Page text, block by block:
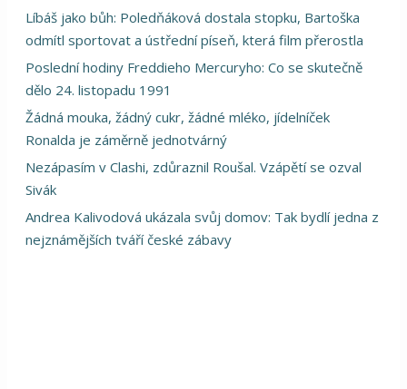
Líbáš jako bůh: Poledňáková dostala stopku, Bartoška
odmítl sportovat a ústřední píseň, která film přerostla
Poslední hodiny Freddieho Mercuryho: Co se skutečně
dělo 24. listopadu 1991
Žádná mouka, žádný cukr, žádné mléko, jídelníček
Ronalda je záměrně jednotvárný
Nezápasím v Clashi, zdůraznil Roušal. Vzápětí se ozval
Sivák
Andrea Kalivodová ukázala svůj domov: Tak bydlí jedna z
nejznámějších tváří české zábavy